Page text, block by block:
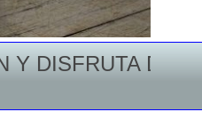
DEL